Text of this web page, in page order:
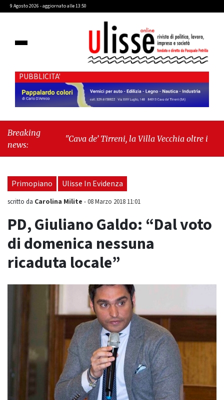
9 Agosto 2026 - aggiornato alle 13:50
PUBBLICITA'
Breaking
news:
"Cava de’ Tirreni, la Villa Vecchia oltre i vandali: il
consiliare: “Serve chiarezza!”"
Primopiano Ulisse In Evidenza
scritto da Carolina Milite -08 Marzo 2018 11:01
PD, Giuliano Galdo: “Dal voto
di domenica nessuna
ricaduta locale”